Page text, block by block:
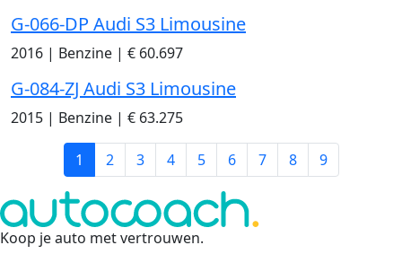
G-066-DP Audi S3 Limousine
2016 | Benzine | € 60.697
G-084-ZJ Audi S3 Limousine
2015 | Benzine | € 63.275
1 2 3 4 5 6 7 8 9
Koop je auto met vertrouwen.